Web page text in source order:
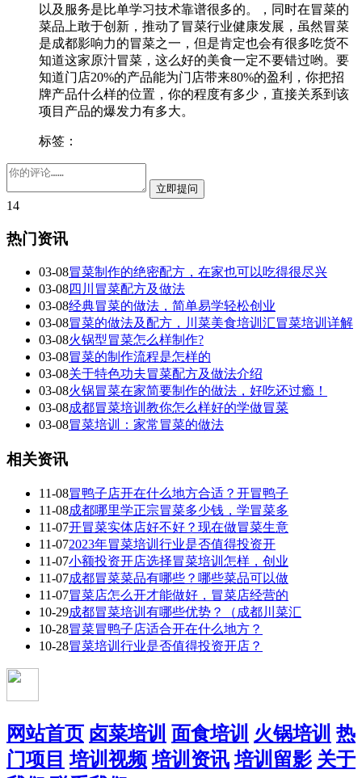
以及服务是比单学习技术靠谱很多的。，同时在冒菜的
菜品上敢于创新，推动了冒菜行业健康发展，虽然冒菜
是成都影响力的冒菜之一，但是肯定也会有很多吃货不
知道这家原汁冒菜，这么好的美食一定不要错过哟。要
知道门店20%的产品能为门店带来80%的盈利，你把招
牌产品什么样的位置，你的程度有多少，直接关系到该
项目产品的爆发力有多大。
标签：
14
热门资讯
03-08冒菜制作的绝密配方，在家也可以吃得很尽兴
03-08四川冒菜配方及做法
03-08经典冒菜的做法，简单易学轻松创业
03-08冒菜的做法及配方，川菜美食培训汇冒菜培训详解
03-08火锅型冒菜怎么样制作?
03-08冒菜的制作流程是怎样的
03-08关于特色功夫冒菜配方及做法介绍
03-08火锅冒菜在家简要制作的做法，好吃还过瘾！
03-08成都冒菜培训教你怎么样好的学做冒菜
03-08冒菜培训：家常冒菜的做法
相关资讯
11-08冒鸭子店开在什么地方合适？开冒鸭子
11-08成都哪里学正宗冒菜多少钱，学冒菜多
11-07开冒菜实体店好不好？现在做冒菜生意
11-072023年冒菜培训行业是否值得投资开
11-07小额投资开店选择冒菜培训怎样，创业
11-07成都冒菜菜品有哪些？哪些菜品可以做
11-07冒菜店怎么开才能做好，冒菜店经营的
10-29成都冒菜培训有哪些优势？（成都川菜汇
10-28冒菜冒鸭子店适合开在什么地方？
10-28冒菜培训行业是否值得投资开店？
网站首页 卤菜培训 面食培训 火锅培训 热
门项目 培训视频 培训资讯 培训留影 关于